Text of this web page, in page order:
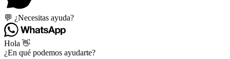
💬 ¿Necesitas ayuda?
Hola 👋
¿En qué podemos ayudarte?